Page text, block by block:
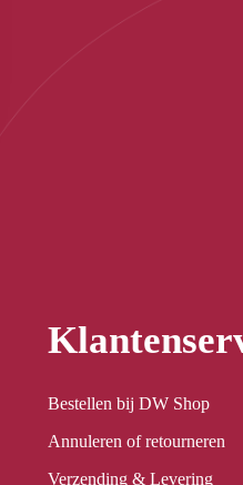
Bestellen bij DW Shop
Annuleren of retourneren
Verzending & Levering